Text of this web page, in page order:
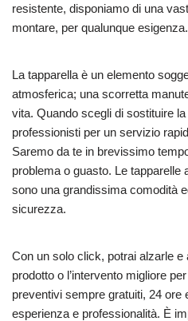
resistente, disponiamo di una
montare, per qualunque esigenza.
La tapparella è un elemento
atmosferica; una scorretta
vita. Quando scegli di sostituire
professionisti per un servizio
Saremo da te in brevissimo
problema o guasto. Le tapparelle
sono una grandissima comodità
sicurezza.
Con un solo click, potrai alzarle
prodotto o l’intervento migliore
preventivi sempre gratuiti, 24 ore
esperienza e professionalità. È